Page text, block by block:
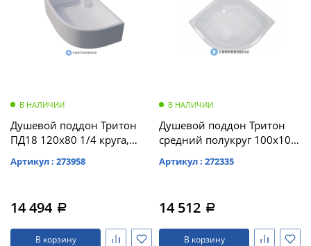
В НАЛИЧИИ
Душевой поддон Тритон
ПД18 120х80 1/4 круга,
левый (ПД18) без сифона
Артикул : 273958
14 494 a
В корзину
В НАЛИЧИИ
Душевой поддон Тритон
средний полукруг 100х100
Артикул : 272335
14 512 a
В корзину